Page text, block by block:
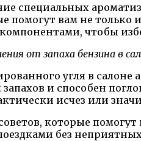
специальных
помогут вам не только
чтобы
от запаха бензина в
угля в
и способен
исчез или
которые
без неприятных